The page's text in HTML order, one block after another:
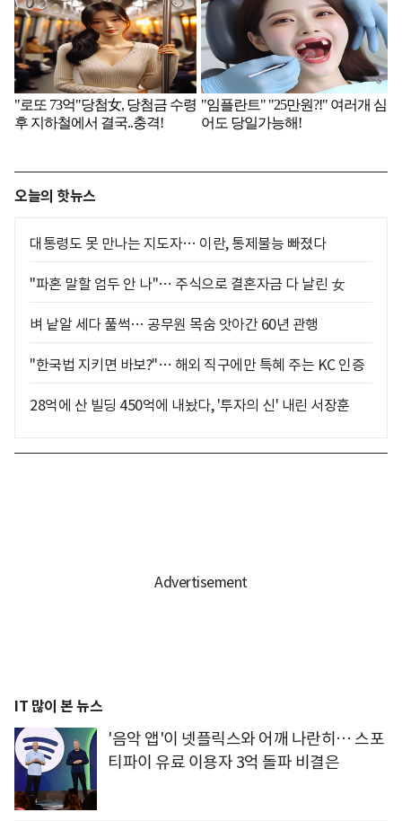
오늘의 핫뉴스
대통령도 못 만나는 지도자… 이란, 통제불능 빠졌다
"파혼 말할 엄두 안 나"… 주식으로 결혼자금 다 날린 女
벼 낱알 세다 풀썩… 공무원 목숨 앗아간 60년 관행
"한국법 지키면 바보?"… 해외 직구에만 특혜 주는 KC 인증
28억에 산 빌딩 450억에 내놨다, '투자의 신' 내린 서장훈
IT 많이 본 뉴스
'음악 앱'이 넷플릭스와 어깨 나란히… 스포
티파이 유료 이용자 3억 돌파 비결은